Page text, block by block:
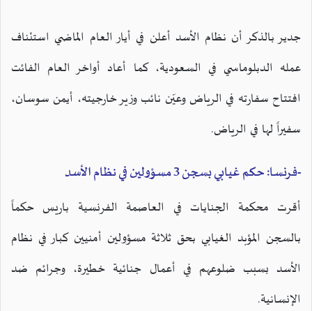
جدير بالذكر أن نظام الأسد أعلن في أيار العام الماضي استئناف
عمله الدبلوماسي في السعودية، كما أعاد أواخر العام الفائت
افتتاح سفارته في الرياض وعيّن نائب وزير خارجيته، أيمن سوسان،
سفيراً لها في الرياض.
-فرنسا: حكم غيابي بسجن 3 مسؤولين في نظام الأسد
أقرت محكمة الجنايات في العاصمة الفرنسية باريس حكماً
بالسجن المؤبد الغيابي بحق ثلاثة مسؤولين أمنيين كبار في نظام
الأسد بسبب ضلوعهم في أعمال جنائية خطيرة، وجرائم ضد
الإنسانية.